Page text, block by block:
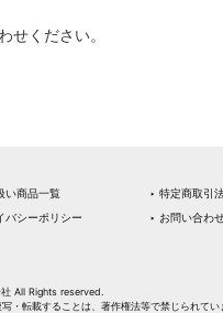
せください。
い商品一覧
バシーポリシー
‣ 特定商取引
‣ お問い合わ
All Rights reserved.
・転載することは、著作権法等で禁じられてい